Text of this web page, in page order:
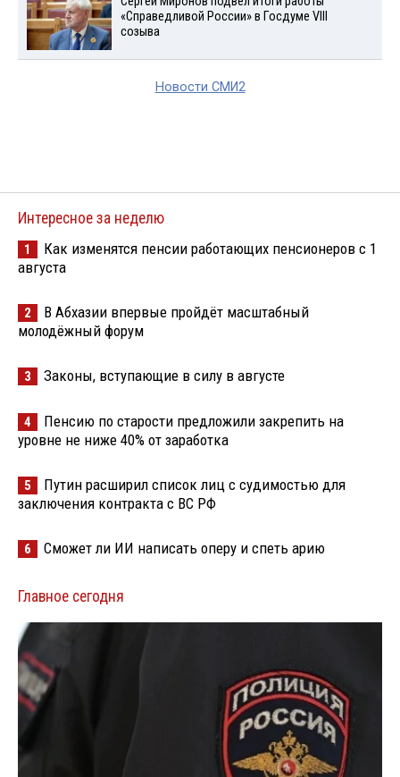
«Справедливой России» в Госдуме VIII
созыва
Новости СМИ2
Интересное за неделю
1
Как изменятся пенсии работающих пенсионеров с 1
августа
2
В Абхазии впервые пройдёт масштабный
молодёжный форум
3 Законы, вступающие в силу в августе
4
Пенсию по старости предложили закрепить на
уровне не ниже 40% от заработка
5
Путин расширил список лиц с судимостью для
заключения контракта с ВС РФ
6 Сможет ли ИИ написать оперу и спеть арию
Главное сегодня